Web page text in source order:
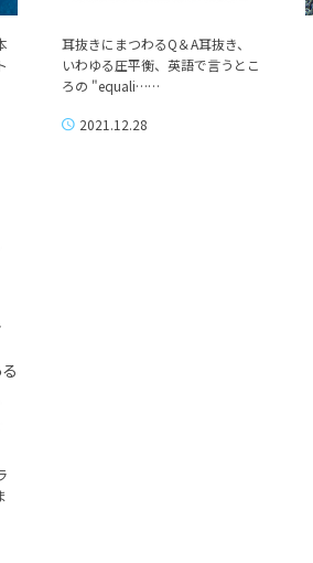
耳抜きにまつわるQ＆A耳抜き、
いわゆる圧平衡、英語で言うとこ
ろの "equali……
2021.12.28